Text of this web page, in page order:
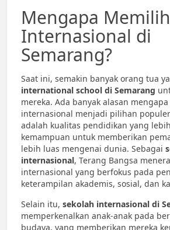
Mengapa
Internasional di
Semarang?
Saat ini, semakin banyak orang tua
international school di Semarang
mereka. Ada banyak alasan
internasional menjadi pilihan
adalah kualitas pendidikan yang
kemampuan untuk memberikan
lebih luas mengenai dunia. Sebagai
internasional, Terang Bangsa
internasional yang berfokus pada
keterampilan akademis, sosial, dan
Selain itu, sekolah internasional di
memperkenalkan anak-anak pada
budaya, yang memberikan mereka